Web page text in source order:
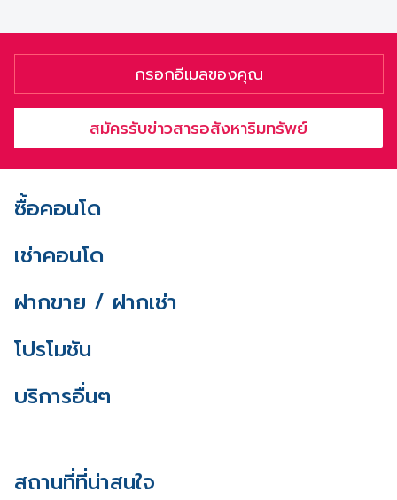
สมัครรับข่าวสารอสังหาริมทรัพย์
ซื้อคอนโด
เช่าคอนโด
ฝากขาย / ฝากเช่า
โปรโมชัน
บริการอื่นๆ
สถานที่ที่น่าสนใจ